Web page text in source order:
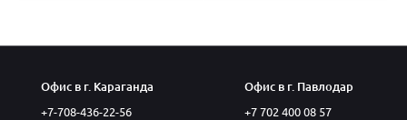
Офис в г. Караганда
+7-708-436-22-56
Офис в г. Павлодар
+7 702 400 08 57